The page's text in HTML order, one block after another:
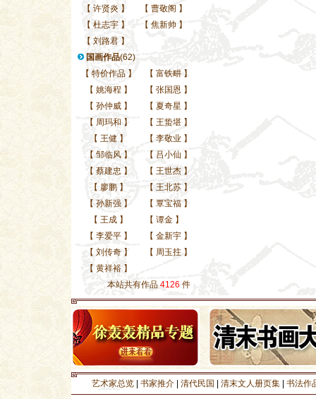
【 许贤炎 】 【 曹敬阁 】
【 杜志宇 】 【 焦新帅 】
【 刘路君 】
国画作品(62)
【 特价作品】 【 富铁畊 】
【 姚海程 】 【 张国恩 】
【 孙仲威】 【 夏奇星 】
【 周玛和 】 【 王蛰堪 】
【 王健】 【 李敬业 】
【 邹临风】 【 吕小仙 】
【 蔡建忠 】 【 王世杰 】
【 廖鹏】 【 王北苏 】
【 孙新强】 【 覃宝福 】
【 王成】 【 谭金 】
【 李爱平】 【 金新宇 】
【 刘传奇】 【 周玉拄 】
【 黄祥裕】
本站共有作品 4126 件
艺术家总览 书家推介 清代民国 清末文人册页集 书法作